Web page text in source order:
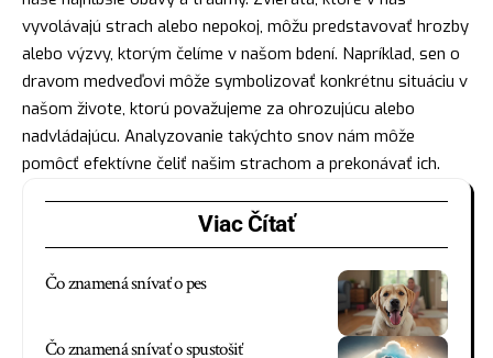
vyvolávajú strach alebo nepokoj, môžu predstavovať hrozby
alebo výzvy, ktorým čelíme v našom bdení. Napríklad, sen o
dravom medveďovi môže symbolizovať konkrétnu situáciu v
našom živote, ktorú považujeme za ohrozujúcu alebo
nadvládajúcu. Analyzovanie takýchto snov nám môže
pomôcť efektívne čeliť našim strachom a prekonávať ich.
Viac Čítať
Čo znamená snívať o pes
Čo znamená snívať o spustošiť